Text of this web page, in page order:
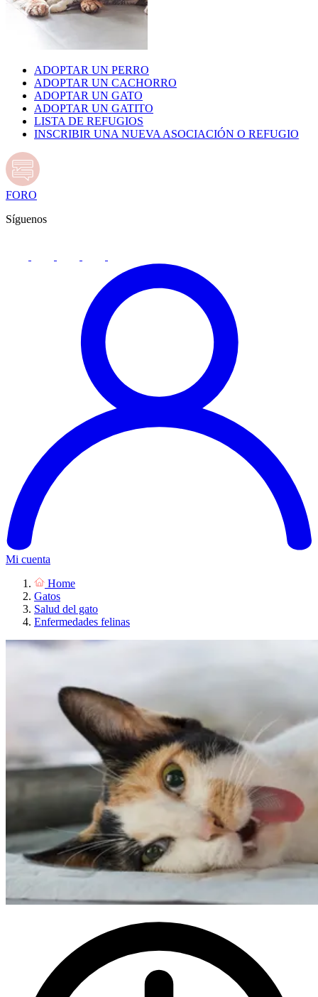
ADOPTAR UN PERRO
ADOPTAR UN CACHORRO
ADOPTAR UN GATO
ADOPTAR UN GATITO
LISTA DE REFUGIOS
INSCRIBIR UNA NUEVA ASOCIACIÓN O REFUGIO
FORO
Síguenos
Mi cuenta
Home
Gatos
Salud del gato
Enfermedades felinas